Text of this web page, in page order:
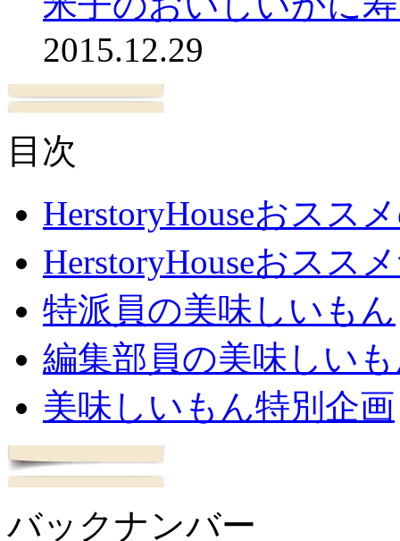
2015.12.29
目次
HerstoryHouseおスス
HerstoryHouseおスス
特派員の美味しいもん
編集部員の美味しい
美味しいもん特別企画
バックナンバー